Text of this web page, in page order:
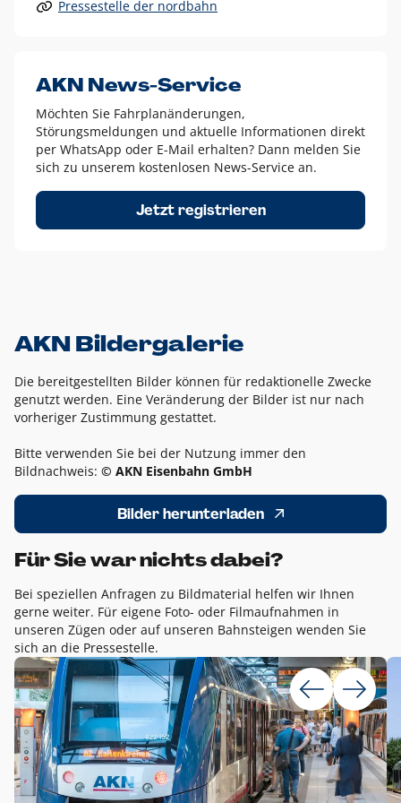
Alle anderen Logo-Varianten dürfen nur in Ausnahmefällen
Diese Ausnahmen sind zum Beispiel:
dem AKN Blau,
weißes Logo auf Fotohintergründen,
schwarzes Logo für reine Schwarz-Weiß-Umsetzungen
Um das Logo herum muss ein Schutzraum von jeweils einer
Höhe bzw. Breite des N aus AKN in alle Richtungen
Pressestelle der nordbahn
AKN News-Service
Möchten Sie Fahrplanänderungen,
Störungsmeldungen und aktuelle Informationen direkt
per WhatsApp oder E-Mail erhalten? Dann melden Sie
sich zu unserem kostenlosen News-Service an.
Jetzt registrieren
AKN Bildergalerie
Die bereitgestellten Bilder können für redaktionelle Zwecke
genutzt werden. Eine Veränderung der Bilder ist nur nach
vorheriger Zustimmung gestattet.
Bitte verwenden Sie bei der Nutzung immer den
Bildnachweis: © AKN Eisenbahn GmbH
Bilder herunterladen
Für Sie war nichts dabei?
Bei speziellen Anfragen zu Bildmaterial helfen wir Ihnen
gerne weiter. Für eigene Foto- oder Filmaufnahmen in
unseren Zügen oder auf unseren Bahnsteigen wenden Sie
sich an die Pressestelle.